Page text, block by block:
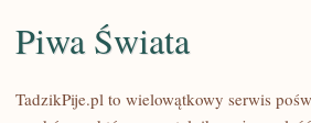
Piwa Świata
TadzikPije.pl to wielowątkowy serwis